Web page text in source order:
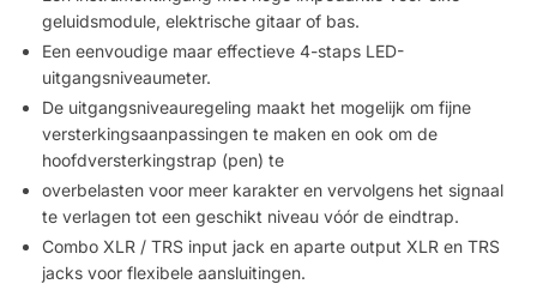
geluidsmodule, elektrische gitaar of bas.
Een eenvoudige maar effectieve 4-staps LED-
uitgangsniveaumeter.
De uitgangsniveauregeling maakt het mogelijk om fijne
versterkingsaanpassingen te maken en ook om de
hoofdversterkingstrap (pen) te
overbelasten voor meer karakter en vervolgens het signaal
te verlagen tot een geschikt niveau vóór de eindtrap.
Combo XLR / TRS input jack en aparte output XLR en TRS
jacks voor flexibele aansluitingen.